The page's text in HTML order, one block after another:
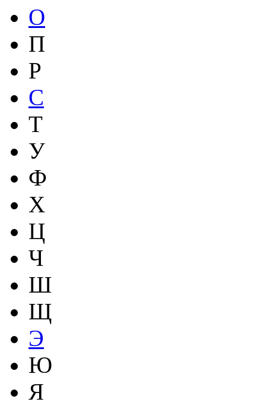
О
П
Р
С
Т
У
Ф
Х
Ц
Ч
Ш
Щ
Э
Ю
Я